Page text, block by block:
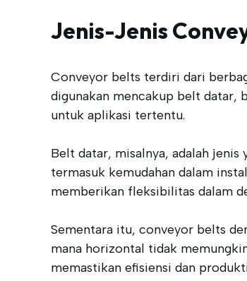
Jenis-Jenis
Conveyor belts terdiri dari
digunakan mencakup belt datar,
untuk aplikasi tertentu.
Belt datar, misalnya, adalah jenis
termasuk kemudahan dalam
memberikan fleksibilitas dalam
Sementara itu, conveyor belts
mana horizontal tidak
memastikan efisiensi dan